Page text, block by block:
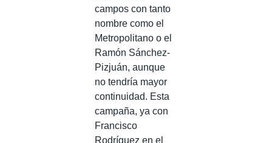
campos con tanto
nombre como el
Metropolitano o el
Ramón Sánchez-
Pizjuán, aunque
no tendría mayor
continuidad. Esta
campaña, ya con
Francisco
Rodríguez en el